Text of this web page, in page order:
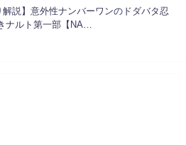
解説】意外性ナンバーワンのドダバタ忍
ナルト第一部【NA…